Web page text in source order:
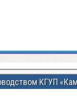
КГУП